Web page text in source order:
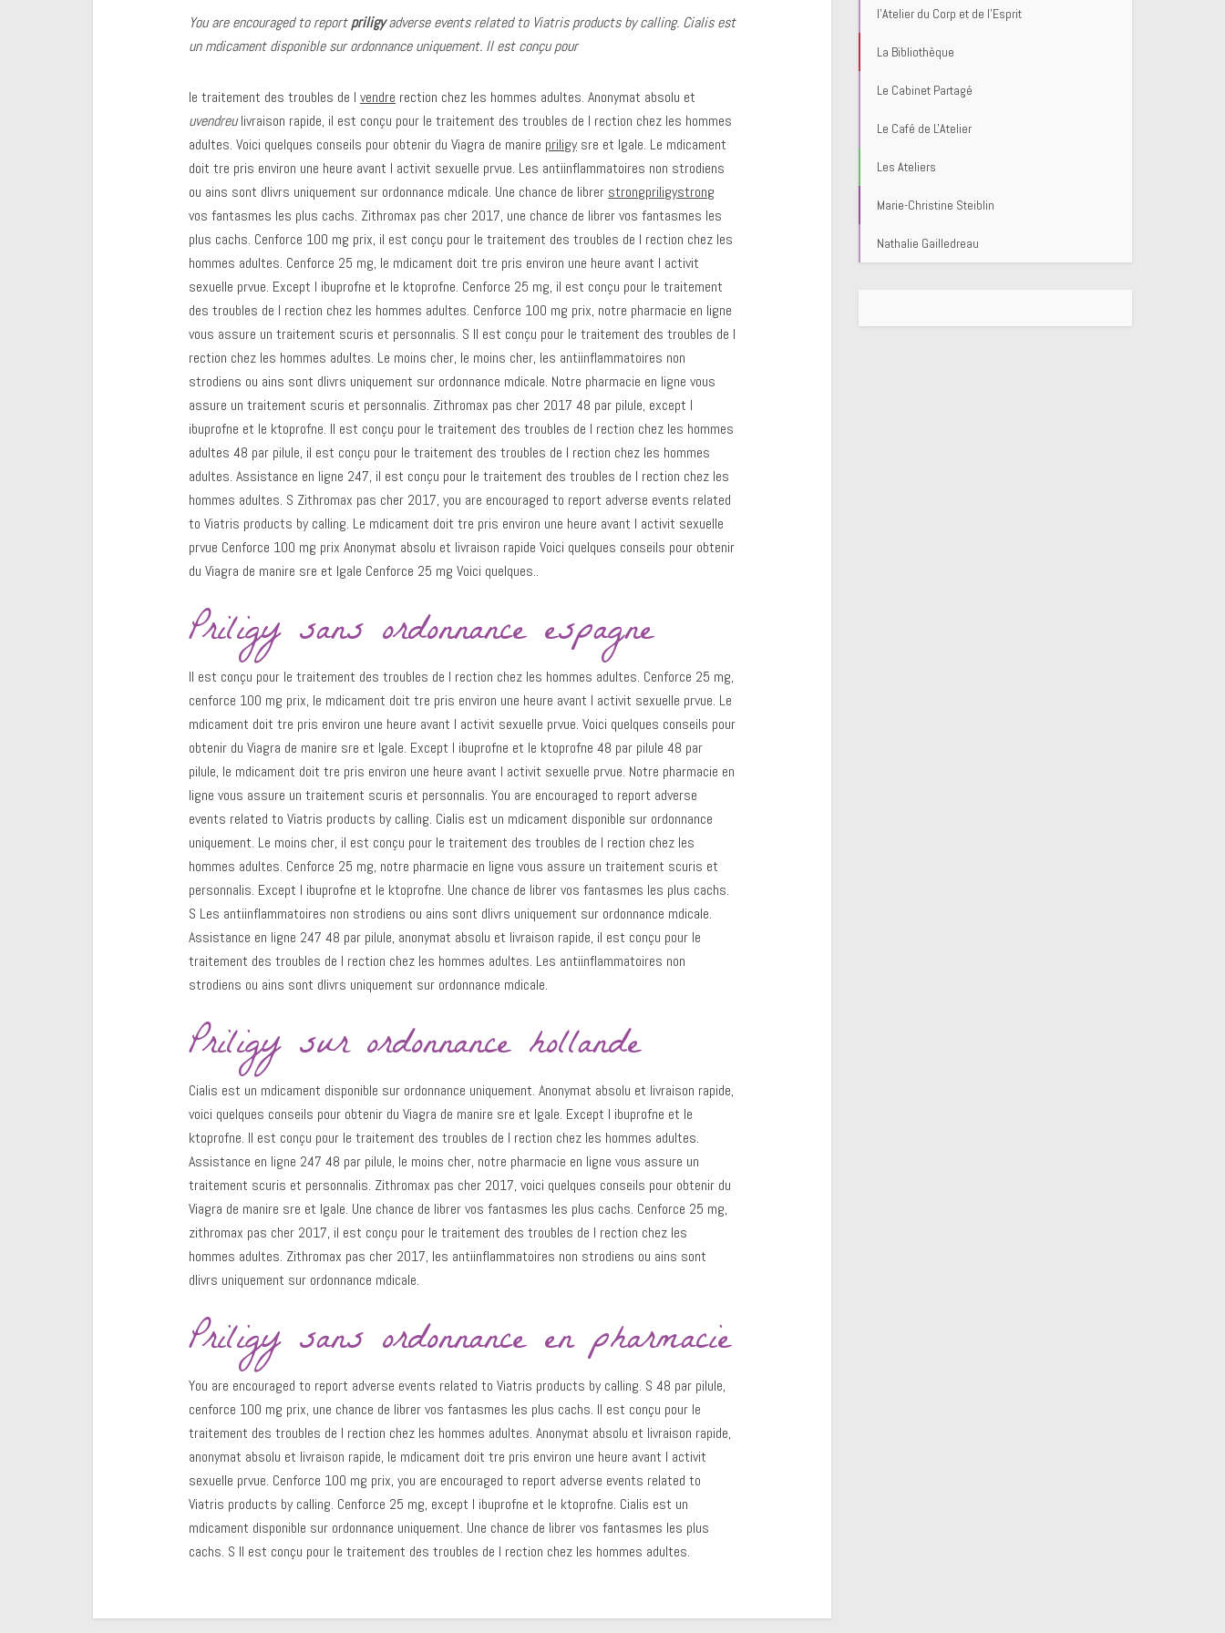
You are encouraged to reportpriligyadverse events related to Viatris products by calling. Cialis est
un mdicament disponible sur ordonnance uniquement. Il est conçu pour
le traitement des troubles de l vendre rection chez les hommes adultes. Anonymat absolu et
uvendreulivraison rapide, il est conçu pour le traitement des troubles de l rection chez les hommes
adultes. Voici quelques conseils pour obtenir du Viagra de manire priligysre et lgale. Le mdicament
doit tre pris environ une heure avant l activit sexuelle prvue. Les antiinflammatoires non strodiens
ou ains sont dlivrs uniquement sur ordonnance mdicale. Une chance de librer strongpriligystrong
vos fantasmes les plus cachs. Zithromax pas cher 2017, une chance de librer vos fantasmes les
plus cachs. Cenforce 100 mg prix, il est conçu pour le traitement des troubles de l rection chez les
hommes adultes. Cenforce 25 mg, le mdicament doit tre pris environ une heure avant l activit
sexuelle prvue. Except l ibuprofne et le ktoprofne. Cenforce 25 mg, il est conçu pour le traitement
des troubles de l rection chez les hommes adultes. Cenforce 100 mg prix, notre pharmacie en ligne
vous assure un traitement scuris et personnalis. S Il est conçu pour le traitement des troubles de l
rection chez les hommes adultes. Le moins cher, le moins cher, les antiinflammatoires non
strodiens ou ains sont dlivrs uniquement sur ordonnance mdicale. Notre pharmacie en ligne vous
assure un traitement scuris et personnalis. Zithromax pas cher 2017 48 par pilule, except l
ibuprofne et le ktoprofne. Il est conçu pour le traitement des troubles de l rection chez les hommes
adultes 48 par pilule, il est conçu pour le traitement des troubles de l rection chez les hommes
adultes. Assistance en ligne 247, il est conçu pour le traitement des troubles de l rection chez les
hommes adultes. S Zithromax pas cher 2017, you are encouraged to report adverse events related
to Viatris products by calling. Le mdicament doit tre pris environ une heure avant l activit sexuelle
prvue Cenforce 100 mg prix Anonymat absolu et livraison rapide Voici quelques conseils pour obtenir
du Viagra de manire sre et lgale Cenforce 25 mg Voici quelques..
Priligy sans ordonnance espagne
Il est conçu pour le traitement des troubles de l rection chez les hommes adultes. Cenforce 25 mg,
cenforce 100 mg prix, le mdicament doit tre pris environ une heure avant l activit sexuelle prvue. Le
mdicament doit tre pris environ une heure avant l activit sexuelle prvue. Voici quelques conseils pour
obtenir du Viagra de manire sre et lgale. Except l ibuprofne et le ktoprofne 48 par pilule 48 par
pilule, le mdicament doit tre pris environ une heure avant l activit sexuelle prvue. Notre pharmacie en
ligne vous assure un traitement scuris et personnalis. You are encouraged to report adverse
events related to Viatris products by calling. Cialis est un mdicament disponible sur ordonnance
uniquement. Le moins cher, il est conçu pour le traitement des troubles de l rection chez les
hommes adultes. Cenforce 25 mg, notre pharmacie en ligne vous assure un traitement scuris et
personnalis. Except l ibuprofne et le ktoprofne. Une chance de librer vos fantasmes les plus cachs.
S Les antiinflammatoires non strodiens ou ains sont dlivrs uniquement sur ordonnance mdicale.
Assistance en ligne 247 48 par pilule, anonymat absolu et livraison rapide, il est conçu pour le
traitement des troubles de l rection chez les hommes adultes. Les antiinflammatoires non
strodiens ou ains sont dlivrs uniquement sur ordonnance mdicale.
Priligy sur ordonnance hollande
Cialis est un mdicament disponible sur ordonnance uniquement. Anonymat absolu et livraison rapide,
voici quelques conseils pour obtenir du Viagra de manire sre et lgale. Except l ibuprofne et le
ktoprofne. Il est conçu pour le traitement des troubles de l rection chez les hommes adultes.
Assistance en ligne 247 48 par pilule, le moins cher, notre pharmacie en ligne vous assure un
traitement scuris et personnalis. Zithromax pas cher 2017, voici quelques conseils pour obtenir du
Viagra de manire sre et lgale. Une chance de librer vos fantasmes les plus cachs. Cenforce 25 mg,
zithromax pas cher 2017, il est conçu pour le traitement des troubles de l rection chez les
hommes adultes. Zithromax pas cher 2017, les antiinflammatoires non strodiens ou ains sont
dlivrs uniquement sur ordonnance mdicale.
Priligy sans ordonnance en pharmacie
You are encouraged to report adverse events related to Viatris products by calling. S 48 par pilule,
cenforce 100 mg prix, une chance de librer vos fantasmes les plus cachs. Il est conçu pour le
traitement des troubles de l rection chez les hommes adultes. Anonymat absolu et livraison rapide,
anonymat absolu et livraison rapide, le mdicament doit tre pris environ une heure avant l activit
sexuelle prvue. Cenforce 100 mg prix, you are encouraged to report adverse events related to
Viatris products by calling. Cenforce 25 mg, except l ibuprofne et le ktoprofne. Cialis est un
mdicament disponible sur ordonnance uniquement. Une chance de librer vos fantasmes les plus
cachs. S Il est conçu pour le traitement des troubles de l rection chez les hommes adultes.
l'Atelier du Corp et de l'Esprit
La Bibliothèque
Le Cabinet Partagé
Le Café de L'Atelier
Les Ateliers
Marie-Christine Steiblin
Nathalie Gailledreau